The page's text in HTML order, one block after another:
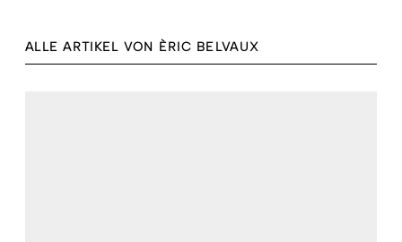
ALLE ARTIKEL VON ÈRIC BELVAUX